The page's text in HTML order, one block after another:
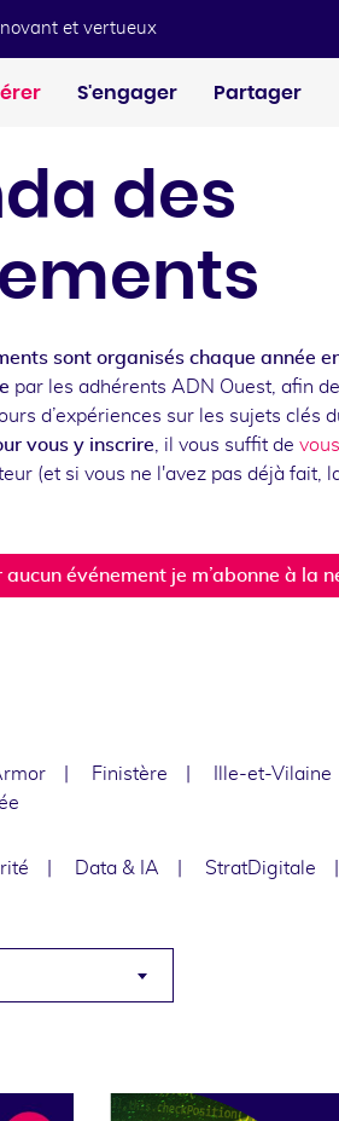
et vertueux
S'engager Partager
des
sont organisés chaque année
par les adhérents ADN Ouest, afin
d’expériences sur les sujets clés
vous y inscrire, il vous suffit de
(et si vous ne l'avez pas déjà fait,
aucun événement je m’abonne à la
Finistère Ille-et-Vilaine
Data & IA StratDigitale